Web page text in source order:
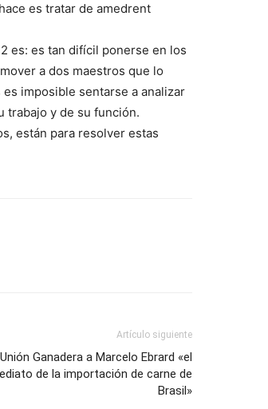
es tratar de amedrent
es: es tan difícil ponerse en los
a dos maestros que lo
imposible sentarse a analizar
trabajo y de su función.
están para resolver estas
Artículo siguiente
Ganadera a Marcelo Ebrard «el
de la importación de carne de
Brasil»